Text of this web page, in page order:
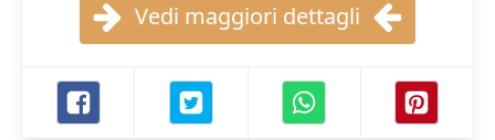
Vedi maggiori dettagli